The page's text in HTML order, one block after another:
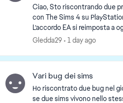
Ciao, Sto riscontrando due problemi persistenti
con The Sims 4 su PlayStation 5.
L’accordo EA si reimposta a ogni
che avvio il gioco con uno
Gledda29 1 day ago
Vari bug dei sims
Ho riscontrato due bug nel
se due sims vivono nello